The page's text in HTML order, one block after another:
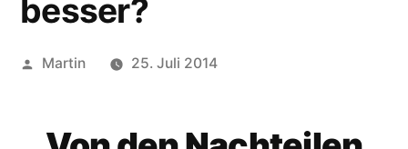
besser?
Veröffentlicht
Martin 25. Juli 2014